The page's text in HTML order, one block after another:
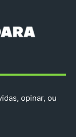
opinar, ou